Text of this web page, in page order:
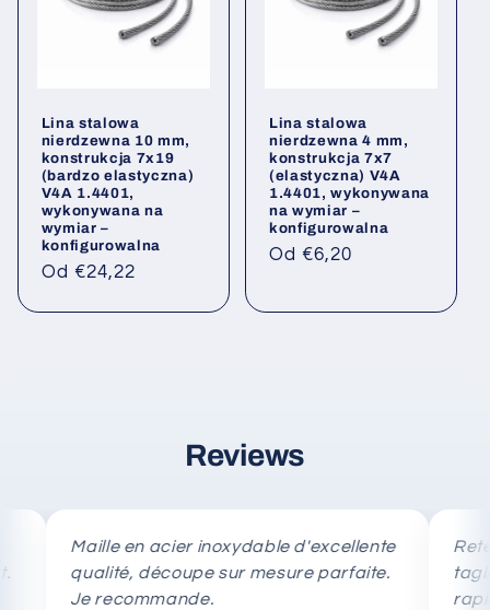
Lina stalowa
nierdzewna 10 mm,
konstrukcja 7x19
(bardzo elastyczna)
V4A 1.4401,
wykonywana na
wymiar –
konfigurowalna
Cena
Od €24,22
Lina stalowa
nierdzewna 4 mm,
konstrukcja 7x7
(elastyczna) V4A
1.4401, wykonywana
na wymiar –
konfigurowalna
Cena
Od €6,20
Reviews
Maille en acier inoxydable d'excellente
qualité, découpe sur mesure parfaite.
Je recommande.
Rete in
taglio su
rapida.